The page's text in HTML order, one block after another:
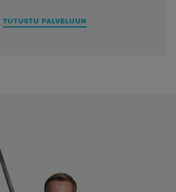
TUTUSTU PALVELUUN